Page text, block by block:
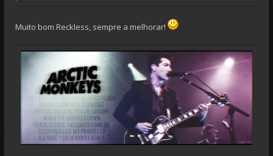
Muito bom Reckless, sempre a melhorar!